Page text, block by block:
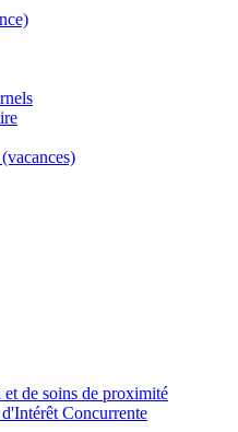
de soins de proximité
Concurrente